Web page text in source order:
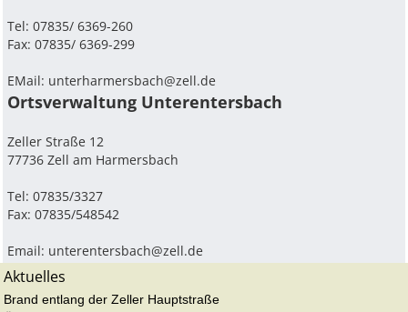
Tel: 07835/ 6369-260
Fax: 07835/ 6369-299
EMail: unterharmersbach@zell.de
Ortsverwaltung Unterentersbach
Zeller Straße 12
77736 Zell am Harmersbach
Tel: 07835/3327
Fax: 07835/548542
Email: unterentersbach@zell.de
Aktuelles
Brand entlang der Zeller Hauptstraße